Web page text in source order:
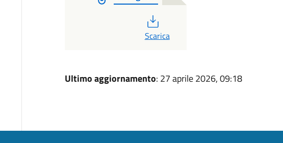
PDF
Scarica
Ultimo aggiornamento: 27 aprile 2026, 09:18